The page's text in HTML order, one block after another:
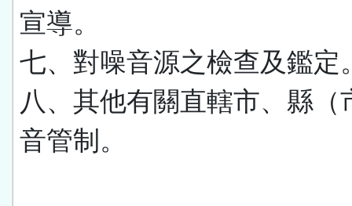
宣導。
七、對噪音源之檢查及鑑定
八、其他有關直轄市、縣（
音管制。